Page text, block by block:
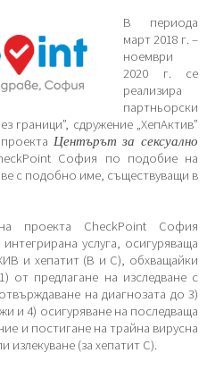
В периода
март 2018 г. –
ноември
2020 г. се
реализира
партньорски
граници”, сдружение „ХепАктив”
Центърът за сексуално
София по подобие на
с подобно име, съществуващи в
проекта CheckPoint София
услуга, осигуряваща
и хепатит (В и С), обхващайки
от предлагане на изследване с
на диагнозата до 3)
и 4) осигуряване на последваща
и постигане на трайна вирусна
излекуване (за хепатит С).